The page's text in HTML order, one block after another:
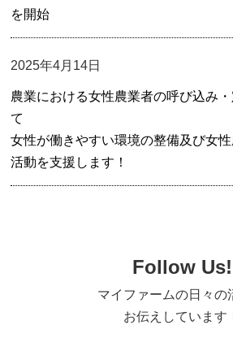
を開始
2025年4月14日
農業における女性農業者の呼び込み
て
女性が働きやすい環境の整備及び女
活動を支援します！
Follow Us!
マイファームの日々の
お伝えしています